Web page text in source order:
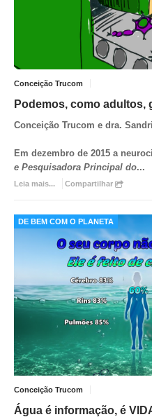
Conceição Trucom
Podemos, como
Conceição Trucom e dra.
Em dezembro de 2015 a
e Pesquisadora Principal do...
Leia mais... Compartilhar
DE BEM COM O PLANETA
Conceição Trucom
Água é informação, é